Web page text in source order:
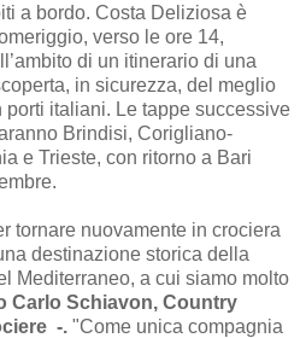
a bordo. Costa Deliziosa è
verso le ore 14,
di un itinerario di una
in sicurezza, del meglio
porti italiani. Le tappe successive
Brindisi, Corigliano-
e Trieste, con ritorno a Bari
tornare nuovamente in crociera
destinazione storica della
Mediterraneo, a cui siamo molto
Carlo Schiavon, Country
-. "Come unica compagnia